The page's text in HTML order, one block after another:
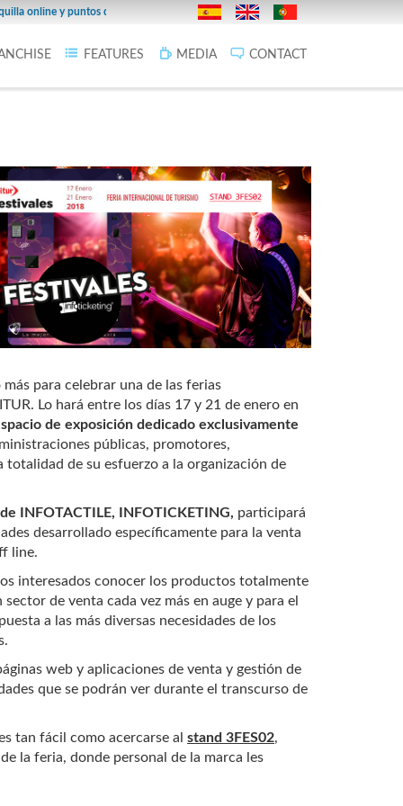
y puntos de venta en la provincia. 27/02/2019
FEATURES MEDIA CONTACT
para celebrar una de las ferias
Lo hará entre los días 17 y 21 de enero en
de exposición dedicado exclusivamente
públicas, promotores,
de su esfuerzo a la organización de
de INFOTACTILE, INFOTICKETING, participará
desarrollado específicamente para la venta
line.
interesados conocer los productos totalmente
de venta cada vez más en auge y para el
a las más diversas necesidades de los
web y aplicaciones de venta y gestión de
que se podrán ver durante el transcurso de
tan fácil como acercarse al stand 3FES02,
la feria, donde personal de la marca les